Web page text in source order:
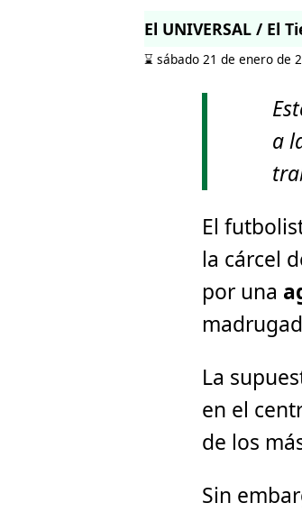
El UNIVERSAL / El
⌛️ sábado 21 de enero de
a
El
la cárcel
por una
La
en el
de los
Sin